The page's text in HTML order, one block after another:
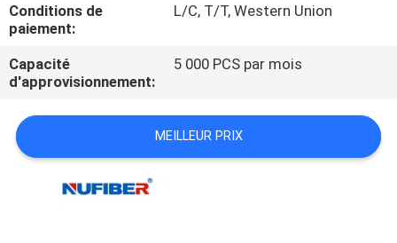
CONTACTEZ-
NOUS
DEMANDEZ
Conditions de
paiement:
L/C, T/T, Western Union
Capacité
d'approvisionnement:
5 000 PCS par mois
MEILLEUR PRIX